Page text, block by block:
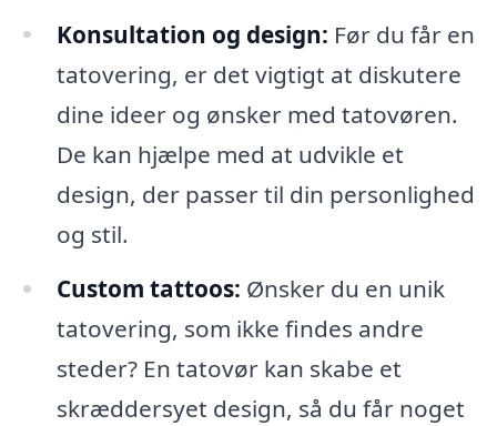
Konsultation og design: Før du får en
tatovering, er det vigtigt at diskutere
dine ideer og ønsker med tatovøren.
De kan hjælpe med at udvikle et
design, der passer til din personlighed
og stil.
Custom tattoos: Ønsker du en unik
tatovering, som ikke findes andre
steder? En tatovør kan skabe et
skræddersyet design, så du får noget